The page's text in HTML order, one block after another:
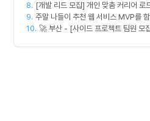
스 MVP 개발
8. [개발 리드 모집] 개인 맞춤 커리어 로
커넥터즈의 백엔드 개발 엔지니어. 리
합니다! (첫 버전 완성, AWS 크레딧
9. 주말 나들이 추천 웹 서비스 MVP를
드/디자이너 모집합니다
10. 🚀 부산 - [사이드 프로젝트 팀원 모